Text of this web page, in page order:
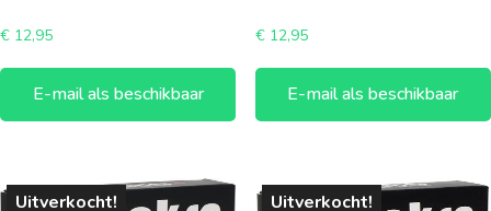
€ 12,95
E-mail als beschikbaar
€12,95
E-mail als beschikbaar
Uitverkocht! Uitverkocht!